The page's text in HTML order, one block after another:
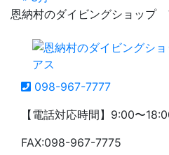
恩納村のダイビングショップ
098-967-7777
【電話対応時間】9:00〜
FAX:098-967-7775